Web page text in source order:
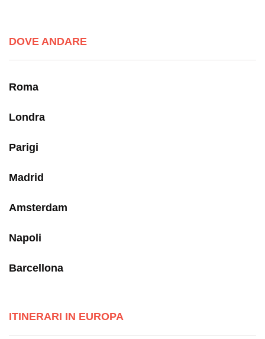
DOVE ANDARE
Roma
Londra
Parigi
Madrid
Amsterdam
Napoli
Barcellona
ITINERARI IN EUROPA